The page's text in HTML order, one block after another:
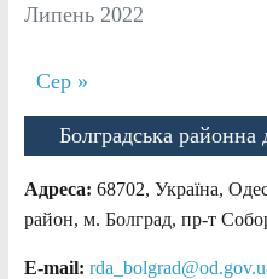
Липень 2022
Сер »
Болградська районна
Адреса: 68702, Україна,
район, м. Болград, пр-т
E-mail: